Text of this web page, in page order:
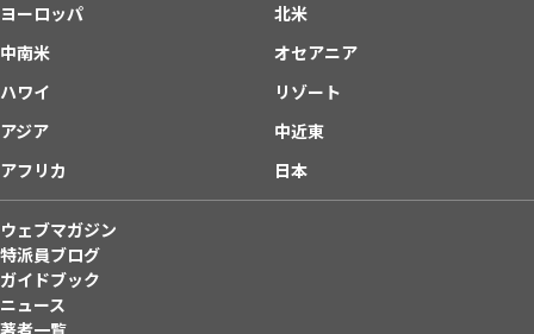
ヨーロッパ
北米
中南米
オセアニア
ハワイ
リゾート
アジア
中近東
アフリカ
日本
ウェブマガジン
特派員ブログ
ガイドブック
ニュース
著者一覧